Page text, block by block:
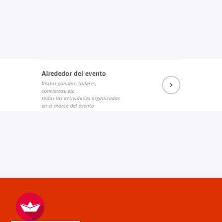
Alrededor del evento
Visitas guiadas, talleres,
conciertos, etc.
todas las actividades organizadas
en el marco del evento